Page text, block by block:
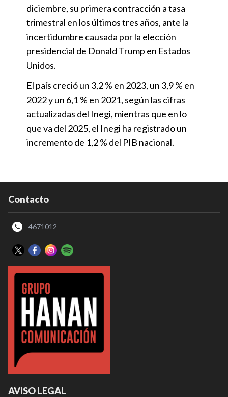
diciembre, su primera contracción a tasa
trimestral en los últimos tres años, ante la
incertidumbre causada por la elección
presidencial de Donald Trump en Estados
Unidos.
El país creció un 3,2 % en 2023, un 3,9 % en
2022 y un 6,1 % en 2021, según las cifras
actualizadas del Inegi, mientras que en lo
que va del 2025, el Inegi ha registrado un
incremento de 1,2 % del PIB nacional.
Contacto
4671012
AVISO LEGAL